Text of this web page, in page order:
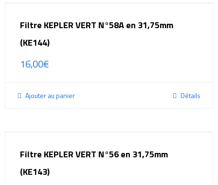
Filtre KEPLER VERT N°58A en 31,75mm
(KE144)
16,00€
Ajouter au panier Détails
Filtre KEPLER VERT N°56 en 31,75mm
(KE143)